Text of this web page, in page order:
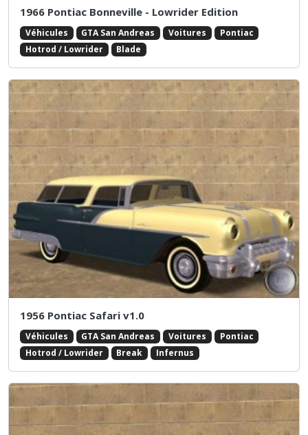
1966 Pontiac Bonneville - Lowrider Edition
Véhicules GTA San Andreas Voitures
Pontiac
Hotrod / Lowrider
Blade
1956 Pontiac Safari v1.0
Véhicules GTA San Andreas Voitures
Pontiac
Hotrod / Lowrider
Break Infernus